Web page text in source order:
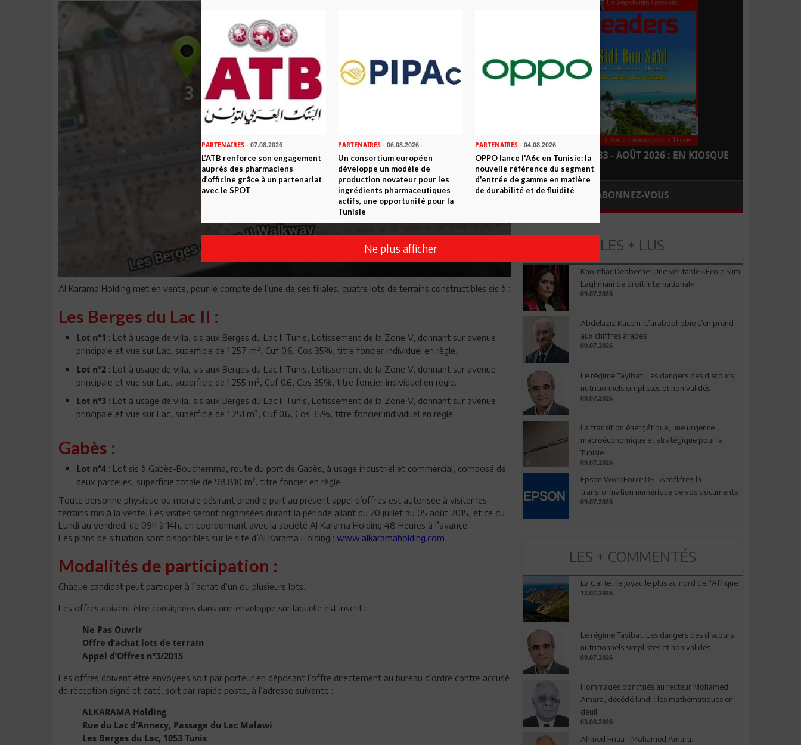
Al Karama Holding met en vente, pour le compte de l’une de ses filiales, quatre lots de terrains constructibles sis à :
Les Berges du Lac II :
Lot n°1 : Lot à usage de villa, sis aux Berges du Lac II Tunis, Lotissement de la Zone V, donnant sur avenue
principale et vue sur Lac, superficie de 1.257 m², Cuf 0.6, Cos 35%, titre foncier individuel en règle.
Lot n°2 : Lot à usage de villa, sis aux Berges du Lac II Tunis, Lotissement de la Zone V, donnant sur avenue
principale et vue sur Lac, superficie de 1.255 m², Cuf 0.6, Cos 35%, titre foncier individuel en règle.
Lot n°3 : Lot à usage de villa, sis aux Berges du Lac II Tunis, Lotissement de la Zone V, donnant sur avenue
principale et vue sur Lac, superficie de 1.251 m², Cuf 0.6, Cos 35%, titre foncier individuel en règle.
Gabès :
Lot n°4 : Lot sis à Gabès-Bouchemma, route du port de Gabès, à usage industriel et commercial, composé de
deux parcelles, superficie totale de 98.810 m², titre foncier en règle.
Toute personne physique ou morale désirant prendre part au présent appel d’offres est autorisée à visiter les
terrains mis à la vente. Les visites seront organisées durant la période allant du 20 juillet au 05 août 2015, et ce du
Lundi au vendredi de 09h à 14h, en coordonnant avec la société Al Karama Holding 48 Heures à l’avance.
Les plans de situation sont disponibles sur le site d’Al Karama Holding : www.alkaramaholding.com
Modalités de participation :
Chaque candidat peut participer à l’achat d’un ou plusieurs lots.
Les offres doivent être consignées dans une enveloppe sur laquelle est inscrit :
Ne Pas Ouvrir
Offre d’achat lots de terrain
Appel d’Offres n°3/2015
Les offres doivent être envoyées soit par porteur en déposant l’offre directement au bureau d’ordre contre accusé
de réception signé et daté, soit par rapide poste, à l’adresse suivante :
ALKARAMA Holding
Rue du Lac d’Annecy, Passage du Lac Malawi
Les Berges du Lac, 1053 Tunis
LEADERS N° 183 - AOÛT 2026 : EN KIOSQUE
ABONNEZ-VOUS
LES + LUS
Kaouthar Debbeche: Une véritable «École Slim
Laghmani de droit international»
09.07.2026
Abdelaziz Kacem: L’arabophobie s’en prend
aux chiffres arabes
09.07.2026
Le régime Tayibat: Les dangers des discours
nutritionnels simplistes et non validés
09.07.2026
La transition énergétique, une urgence
macroéconomique et stratégique pour la
Tunisie
09.07.2026
Epson WorkForce DS : Accélérez la
transformation numérique de vos documents
09.07.2026
LES + COMMENTÉS
La Galite : le joyau le plus au nord de l'Afrique
12.07.2026
Le régime Tayibat: Les dangers des discours
nutritionnels simplistes et non validés
09.07.2026
Hommages ponctués au recteur Mohamed
Amara, décédé lundi : les mathématiques en
deuil
03.08.2026
Ahmed Friaa - Mohamed Amara:
PARTENAIRES - 07.08.2026
L’ATB renforce son engagement
auprès des pharmaciens
d’officine grâce à un partenariat
avec le SPOT
PARTENAIRES - 06.08.2026
Un consortium européen
développe un modèle de
production novateur pour les
ingrédients pharmaceutiques
actifs, une opportunité pour la
Tunisie
PARTENAIRES- 04.08.2026
OPPO lance l'A6c en Tunisie: la
nouvelle référence du segment
d'entrée de gamme en matière
de durabilité et de fluidité
Ne plus afficher